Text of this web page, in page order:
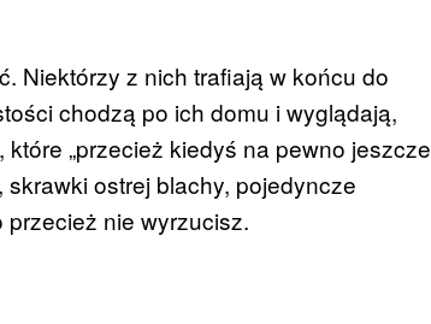
Niektórzy z nich trafiają w końcu do
chodzą po ich domu i wyglądają,
„przecież kiedyś na pewno jeszcze
ostrej blachy, pojedyncze
nie wyrzucisz.